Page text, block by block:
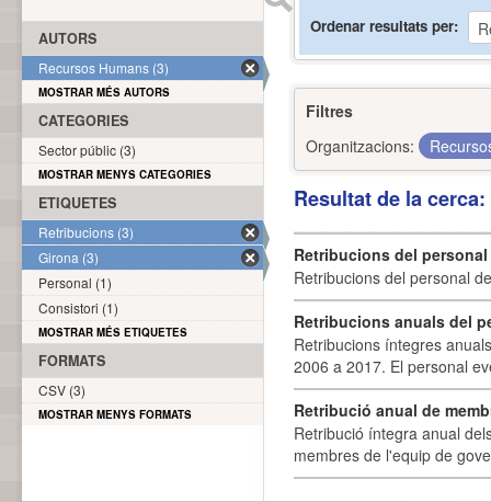
Ordenar resultats per
Filtres
Organitzacions:
Resultat de la
Retribucions del
Retribucions del personal
Retribucions anuals del
Retribucions íntegres
2006 a 2017. El personal
Retribució anual de
Retribució íntegra anual
membres de l'equip de
AUTORS
Recursos Humans (3)
MOSTRAR MÉS AUTORS
CATEGORIES
Sector públic (3)
MOSTRAR MENYS CATEGORIES
ETIQUETES
Retribucions (3)
Girona (3)
Personal (1)
Consistori (1)
MOSTRAR MÉS ETIQUETES
FORMATS
CSV (3)
MOSTRAR MENYS FORMATS